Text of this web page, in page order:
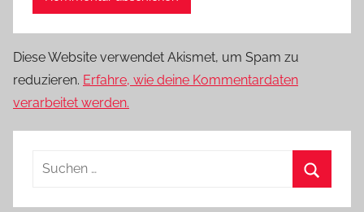
Diese Website verwendet Akismet, um Spam zu
reduzieren. Erfahre, wie deine Kommentardaten
verarbeitet werden.
Suchen